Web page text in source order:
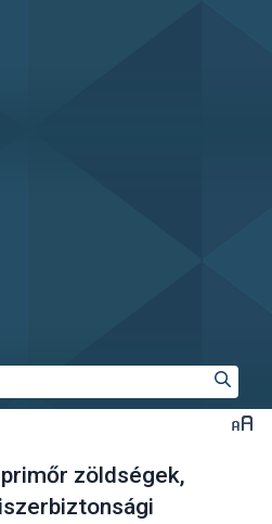
zöldségek,